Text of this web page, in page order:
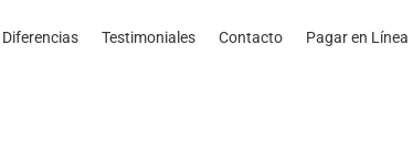
Diferencias Testimoniales Contacto Pagar en Línea